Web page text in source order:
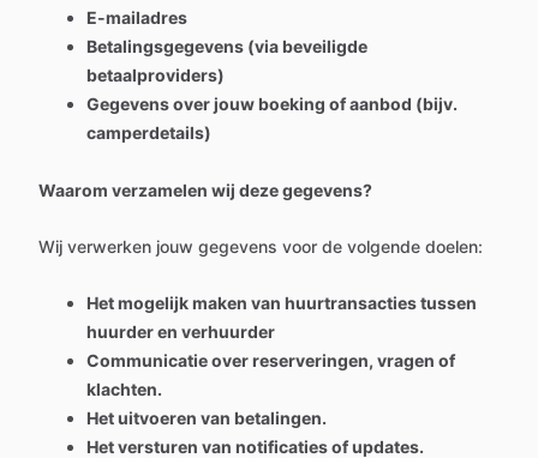
E-mailadres
Betalingsgegevens (via beveiligde
betaalproviders)
Gegevens over jouw boeking of aanbod (bijv.
camperdetails)
Waarom verzamelen wij deze gegevens?
Wij verwerken jouw gegevens voor de volgende doelen:
Het mogelijk maken van huurtransacties tussen
huurder en verhuurder
Communicatie over reserveringen, vragen of
klachten.
Het uitvoeren van betalingen.
Het versturen van notificaties of updates.